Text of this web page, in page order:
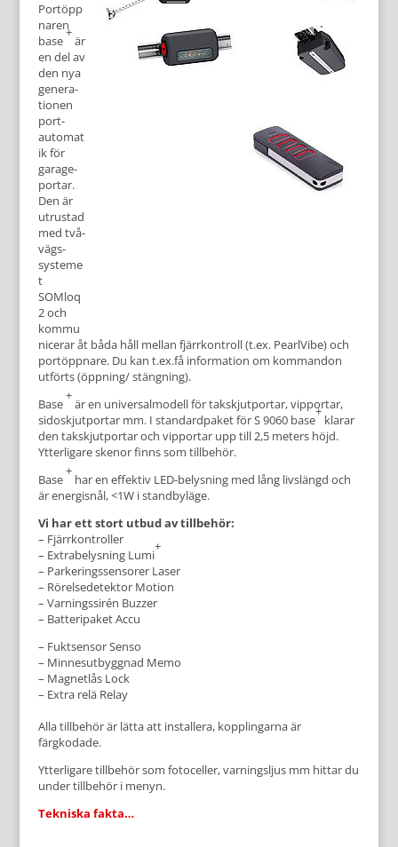
Portöpp
naren
base
+
är
en del av
den nya
genera­
tionen
port­
automat
ik för
garage­
portar.
Den är
utrustad
med två­
vägs­
systeme
t
SOMloq
2 och
kommu
nicerar åt båda håll mellan fjärr­kontroll (t.ex. PearlVibe) och
port­öppnare. Du kan t.ex.få in­formation om kommandon
utförts (öpp­ning/ stängning).
Base
+
är en universal­modell för tak­skjut­portar, vipportar,
sido­­skjut­portar mm. I standard­paket för S 9060 base
+
klarar
den tak­skjut­portar och vipportar upp till 2,5 meters höjd.
Ytter­ligare skenor finns som till­behör.
Base
+
har en effektiv LED-belys­ning med lång livs­längd och
är energi­snål, <1W i standbyläge.
Vi har ett stort utbud av till­behör:
– Fjärrkontroller
– Extrabelysning Lumi
+
– Parkeringssensorer Laser
– Rörelsedetektor Motion
– Varningssirén Buzzer
– Batteripaket Accu
– Fuktsensor Senso
– Minnesutbyggnad Memo
– Magnetlås Lock
– Extra relä Relay
Alla till­behör är lätta att in­stallera, kopp­lingarna är
färgkodade.
Ytterligare tillbehör som fotoceller, varningsljus mm hittar du
under tillbehör i menyn.
Tekniska fakta…